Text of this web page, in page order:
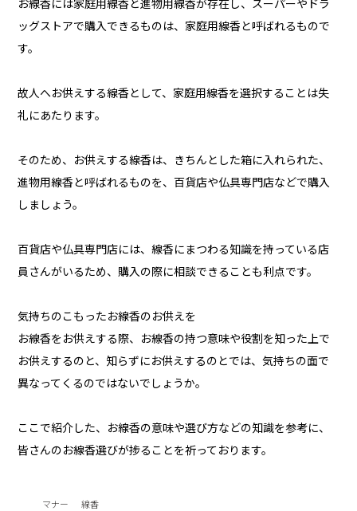
お線香には家庭用線香と進物用線香が存在し、スーパーやドラ
ッグストアで購入できるものは、家庭用線香と呼ばれるもので
す。
故人へお供えする線香として、家庭用線香を選択することは失
礼にあたります。
そのため、お供えする線香は、きちんとした箱に入れられた、
進物用線香と呼ばれるものを、百貨店や仏具専門店などで購入
しましょう。
百貨店や仏具専門店には、線香にまつわる知識を持っている店
員さんがいるため、購入の際に相談できることも利点です。
気持ちのこもったお線香のお供えを
お線香をお供えする際、お線香の持つ意味や役割を知った上で
お供えするのと、知らずにお供えするのとでは、気持ちの面で
異なってくるのではないでしょうか。
ここで紹介した、お線香の意味や選び方などの知識を参考に、
皆さんのお線香選びが捗ることを祈っております。
マナー 線香